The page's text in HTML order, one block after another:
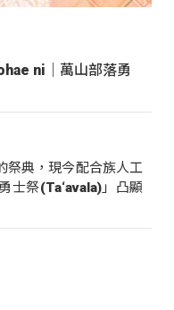
ni｜萬山部落勇
祭典，現今配合族人工
士祭(Ta‘avala)」凸顯